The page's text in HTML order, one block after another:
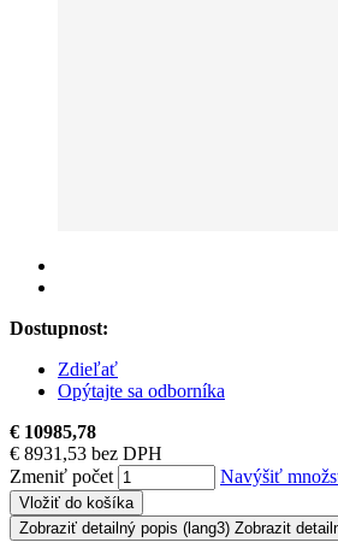
Dostupnost:
Zdieľať
Opýtajte sa odborníka
€ 10985,78
€ 8931,53 bez DPH
Zmeniť počet
Navýšiť
Vložiť do košíka
Zobraziť detailný popis (lang3) Zobrazit